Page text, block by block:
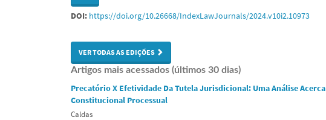
DOI: https://doi.org/10.26668/IndexLawJournals/2024.v10i2.10973
VER TODAS AS EDIÇÕES
Artigos mais acessados (últimos 30 dias)
Precatório X Efetividade Da Tutela Jurisdicional: Uma Análise
Constitucional Processual
Caldas